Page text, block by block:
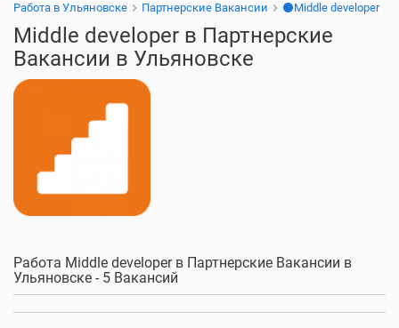
Работа в Ульяновске Партнерские Вакансии ⚫Middle developer
Middle developer в Партнерские
Вакансии в Ульяновске
Работа Middle developer в Партнерские Вакансии в
Ульяновске - 5 Вакансий